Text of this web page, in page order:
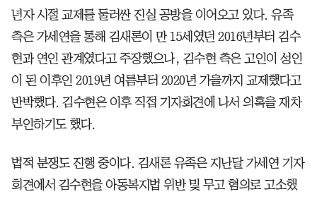
년자 시절 교제를 둘러싼 진실 공방을 이어오고 있다. 유족
측은 가세연을 통해 김새론이 만 15세였던 2016년부터 김수
현과 연인 관계였다고 주장했으나, 김수현 측은 고인이 성인
이 된 이후인 2019년 여름부터 2020년 가을까지 교제했다고
반박했다. 김수현은 이후 직접 기자회견에 나서 의혹을 재차
부인하기도 했다.
법적 분쟁도 진행 중이다. 김새론 유족은 지난달 가세연 기자
회견에서 김수현을 아동복지법 위반 및 무고 혐의로 고소했